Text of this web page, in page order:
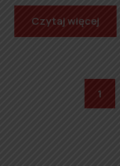
Czytaj więcej
1